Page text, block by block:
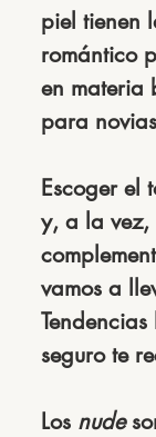
piel tienen
romántico
en materia
para
Escoger el
y, a la vez,
vamos a
seguro te
Los nude